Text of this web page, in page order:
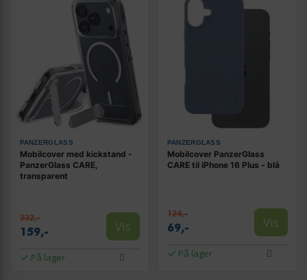
PANZERGLASS
Mobilcover med kickstand -
PanzerGlass CARE,
transparent
232,-
159,- Vis
På lager
PANZERGLASS
Mobilcover PanzerGlass
CARE til iPhone 16 Plus - blå
124,-
69,- Vis
På lager